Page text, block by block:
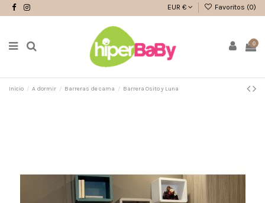
EUR € Favoritos (0)
0
Inicio A dormir Barreras de cama Barrera Osito y Luna